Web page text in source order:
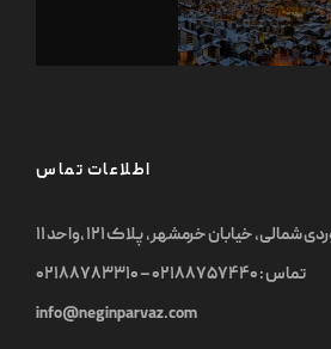
اطلاعات تماس
خیابان خرمشهر, پلاک ۱۲۱ ,واحد ۱۱
تماس : ۰۲۱۸۸۷۵۷۴۴۰ – ۰۲۱۸۸۷۸۳۳۱۰
info@neginparvaz.com